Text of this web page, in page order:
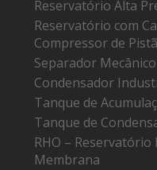
Reservatório Alta
Reservatório com
Compressor de
Separador
Condensador
Tanque de
Tanque de
RHO –
Membrana